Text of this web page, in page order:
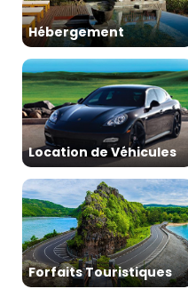
Hébergement
Location de Véhicules
Forfaits Touristiques